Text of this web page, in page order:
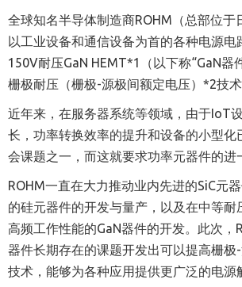
全球知名半导体制造商ROHM （总部位
以工业设备和通信设备为首的各种电源电
150V耐压GaN HEMT*1 （以下称“GaN器
栅极耐压（栅极-源极间额定电压） *2技术
近年来，在服务器系统等领域，由于IoT
长，功率转换效率的提升和设备的小型化
会课题之一，而这就要求功率元器件的进
ROHM一直在大力推动业内先进的SiC元
的硅元器件的开发与量产，以及在中等耐
高频工作性能的GaN器件的开发。此次，
器件长期存在的课题开发出可以提高栅极-
技术，能够为各种应用提供更广泛的电源